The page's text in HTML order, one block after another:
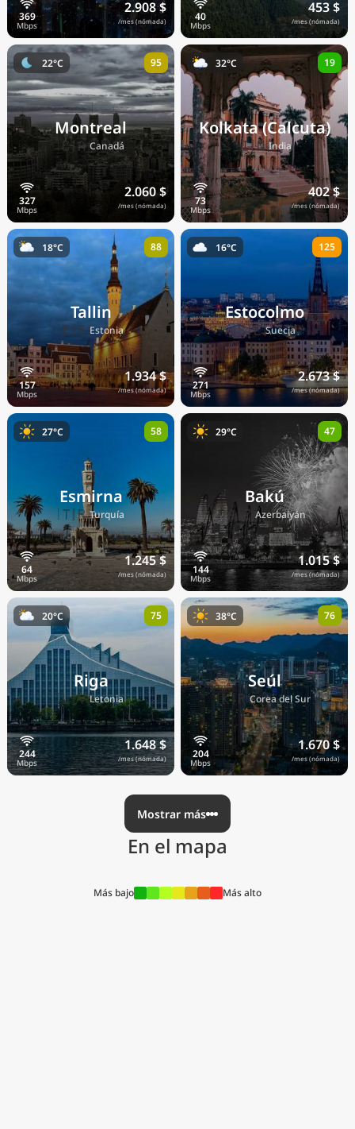
2.908 $
/mes (nómada)
453 $
/mes (nómada)
Montreal
🇨🇦Canadá
2.060 $
/mes (nómada)
22°C 95
Kolkata (Calcuta)
🇮🇳India
402 $
/mes (nómada)
32°C 19
Tallin
🇪🇪Estonia
1.934 $
/mes (nómada)
18°C 88
Estocolmo
🇸🇪Suecia
2.673 $
/mes (nómada)
16°C 125
Esmirna
🇹🇷Turquía
1.245 $
/mes (nómada)
27°C 58
Bakú
🇦🇿 Azerbaiyán
1.015 $
/mes (nómada)
29°C 47
Riga
🇱🇻Letonia
1.648 $
/mes (nómada)
20°C 75
Seúl
🇰🇷Corea del Sur
1.670 $
/mes (nómada)
38°C 76
Mostrar más
En el mapa
Más bajo Más alto